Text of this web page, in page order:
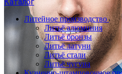
Литейное производство
Литьё алюминия
Литьё бронзы
Литьё латуни
Литьё стали
Литьё чугуна